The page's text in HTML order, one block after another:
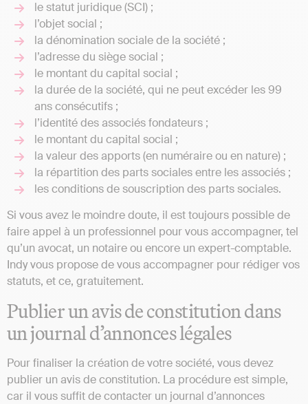
le statut juridique (SCI) ;
l’objet social ;
la dénomination sociale de la société ;
l’adresse du siège social ;
le montant du capital social ;
la durée de la société, qui ne peut excéder les 99
ans consécutifs ;
l’identité des associés fondateurs ;
le montant du capital social ;
la valeur des apports (en numéraire ou en nature) ;
la répartition des parts sociales entre les associés ;
les conditions de souscription des parts sociales.
Si vous avez le moindre doute, il est toujours possible de
faire appel à un professionnel pour vous accompagner, tel
qu’un avocat, un notaire ou encore un expert-comptable.
Indy vous propose de vous accompagner pour rédiger vos
statuts, et ce, gratuitement.
Publier un avis de constitution dans
un journal d’annonces légales
Pour finaliser la création de votre société, vous devez
publier un avis de constitution. La procédure est simple,
car il vous suffit de contacter un journal d’annonces